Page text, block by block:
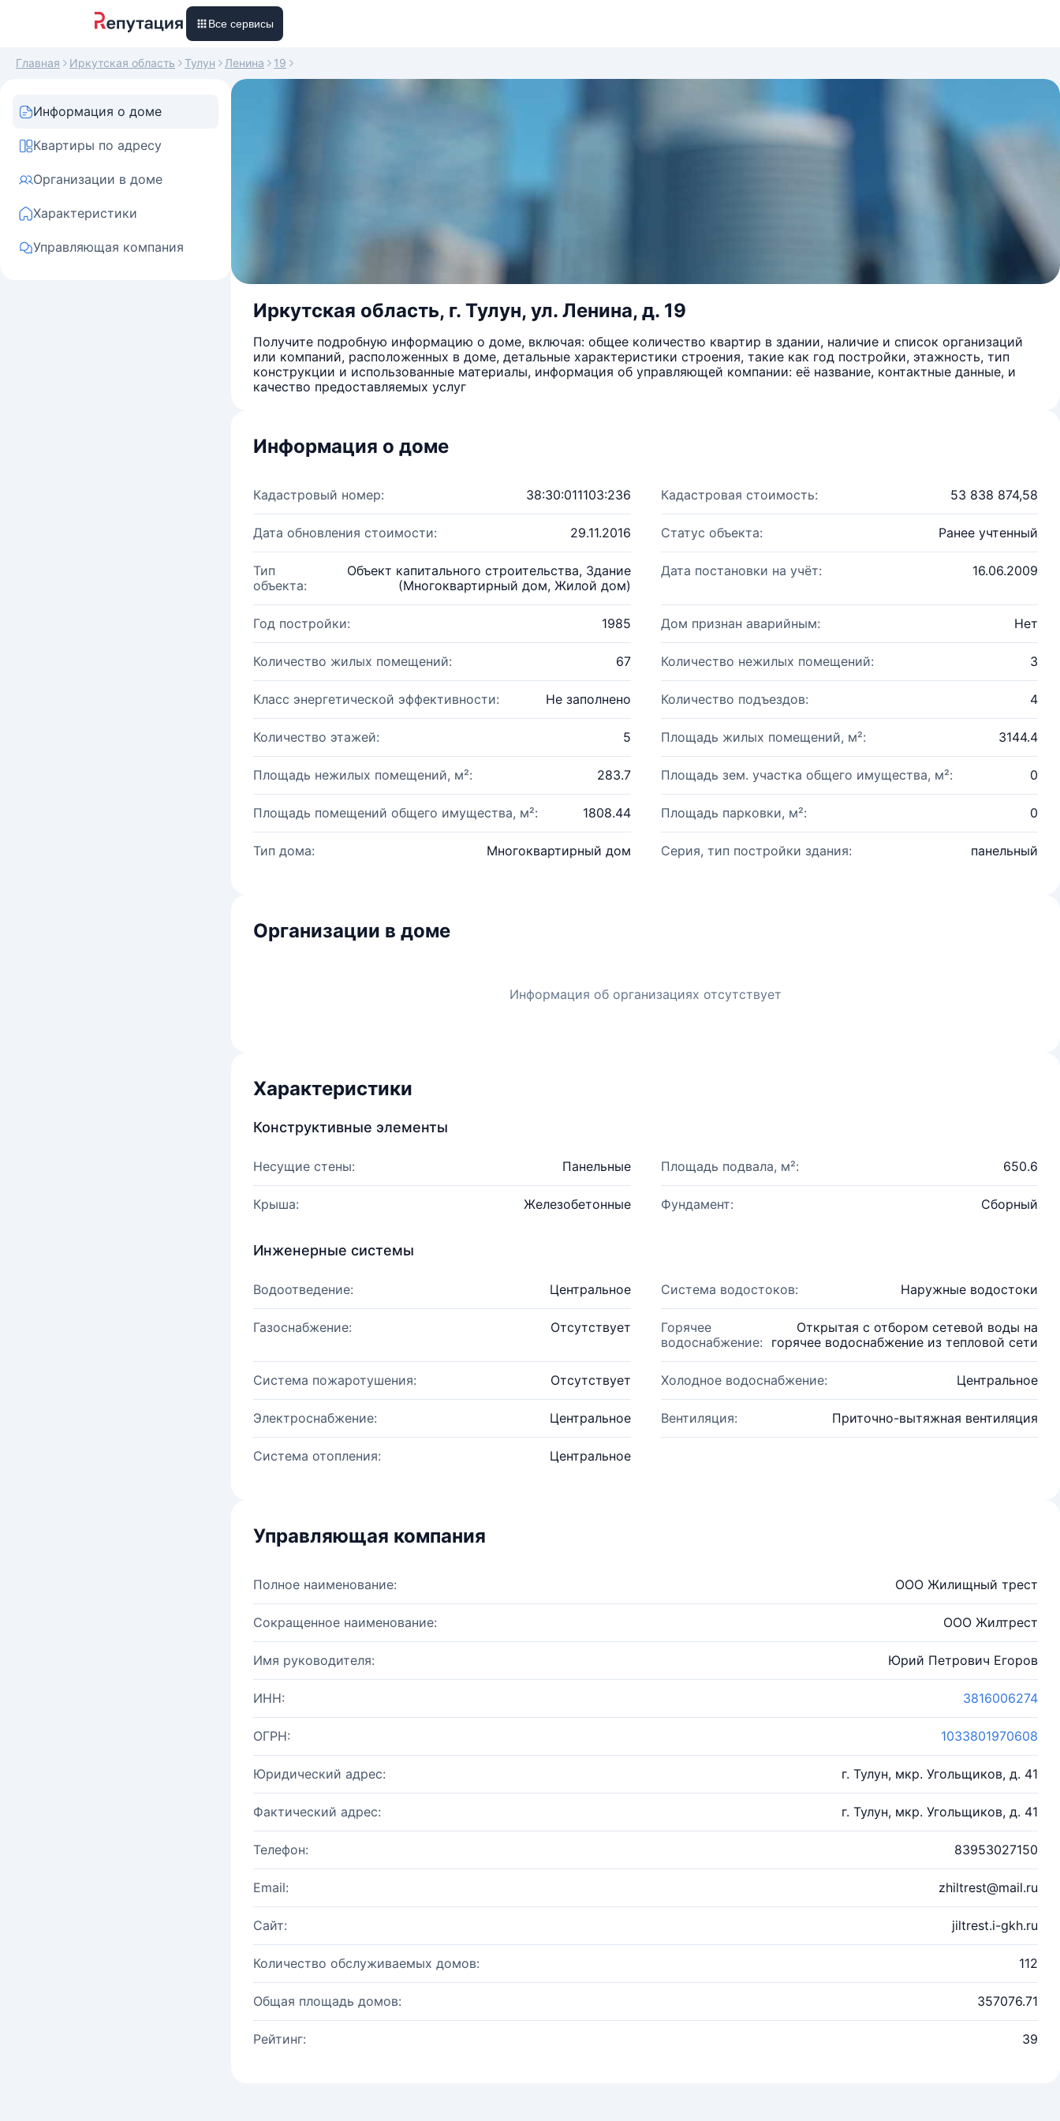
Все сервисы
Главная Иркутская область Тулун Ленина 19
Информация о доме
Квартиры по адресу
Организации в доме
Характеристики
Управляющая компания
Иркутская область, г. Тулун, ул. Ленина, д. 19
Получите подробную информацию о доме, включая: общее количество квартир в здании, наличие и список организаций
или компаний, расположенных в доме, детальные характеристики строения, такие как год постройки, этажность, тип
конструкции и использованные материалы, информация об управляющей компании: её название, контактные данные, и
качество предоставляемых услуг
Информация о доме
Кадастровый номер: 38:30:011103:236 Кадастровая стоимость: 53 838 874,58
Дата обновления стоимости: 29.11.2016 Статус объекта: Ранее учтенный
Тип
объекта:
Объект капитального строительства, Здание
(Многоквартирный дом, Жилой дом)
Дата постановки на учёт: 16.06.2009
Год постройки: 1985 Дом признан аварийным: Нет
Количество жилых помещений: 67 Количество нежилых помещений: 3
Класс энергетической эффективности: Не заполнено Количество подъездов: 4
Количество этажей: 5 Площадь жилых помещений, м²: 3144.4
Площадь нежилых помещений, м²: 283.7 Площадь зем. участка общего имущества, м²: 0
Площадь помещений общего имущества, м²: 1808.44 Площадь парковки, м²: 0
Тип дома: Многоквартирный дом Серия, тип постройки здания: панельный
Организации в доме
Информация об организациях отсутствует
Характеристики
Конструктивные элементы
Несущие стены: Панельные Площадь подвала, м²: 650.6
Крыша: Железобетонные Фундамент: Сборный
Инженерные системы
Водоотведение: Центральное Система водостоков: Наружные водостоки
Газоснабжение: Отсутствует
Горячее
водоснабжение:
Открытая с отбором сетевой воды на
горячее водоснабжение из тепловой сети
Система пожаротушения: Отсутствует Холодное водоснабжение: Центральное
Электроснабжение: Центральное Вентиляция: Приточно-вытяжная вентиляция
Система отопления: Центральное
Управляющая компания
Полное наименование: ООО Жилищный трест
Сокращенное наименование: ООО Жилтрест
Имя руководителя: Юрий Петрович Егоров
ИНН: 3816006274
ОГРН: 1033801970608
Юридический адрес: г. Тулун, мкр. Угольщиков, д. 41
Фактический адрес: г. Тулун, мкр. Угольщиков, д. 41
Телефон: 83953027150
Email: zhiltrest@mail.ru
Сайт: jiltrest.i-gkh.ru
Количество обслуживаемых домов: 112
Общая площадь домов: 357076.71
Рейтинг: 39